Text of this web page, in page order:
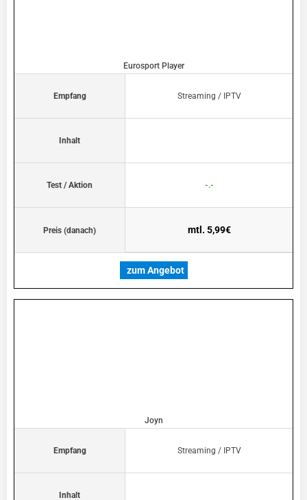
Eurosport Player
Empfang
Inhalt
Test / Aktion
Preis (danach)
Streaming / IPTV
-.-
mtl. 5,99€
zum Angebot
Joyn
Empfang
Inhalt
Streaming / IPTV